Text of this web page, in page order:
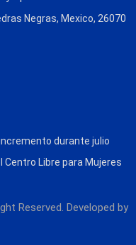
Negras, Mexico, 26070
durante julio
Centro Libre para Mujeres
Reserved. Developed by